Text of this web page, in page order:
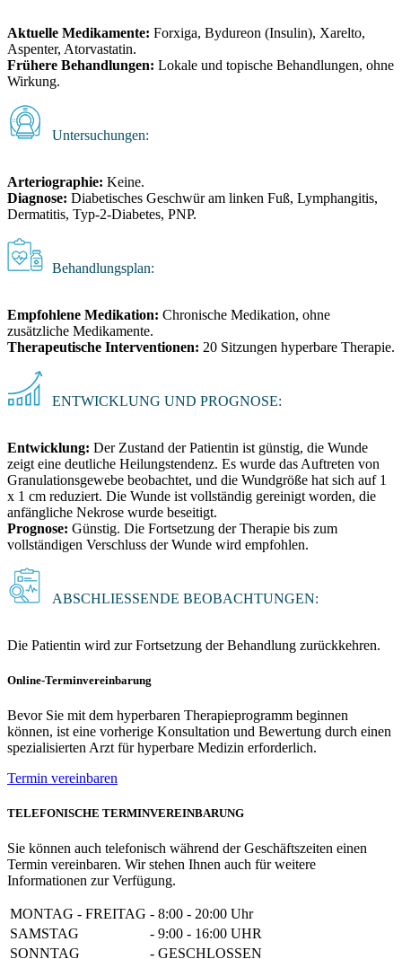
Aktuelle Medikamente: Forxiga, Bydureon (Insulin), Xarelto,
Aspenter, Atorvastatin.
Frühere Behandlungen: Lokale und topische Behandlungen, ohne
Wirkung.
Untersuchungen:
Arteriographie: Keine.
Diagnose: Diabetisches Geschwür am linken Fuß, Lymphangitis,
Dermatitis, Typ-2-Diabetes, PNP.
Behandlungsplan:
Empfohlene Medikation: Chronische Medikation, ohne
zusätzliche Medikamente.
Therapeutische Interventionen: 20 Sitzungen hyperbare Therapie.
ENTWICKLUNG UND PROGNOSE:
Entwicklung: Der Zustand der Patientin ist günstig, die Wunde
zeigt eine deutliche Heilungstendenz. Es wurde das Auftreten von
Granulationsgewebe beobachtet, und die Wundgröße hat sich auf 1
x 1 cm reduziert. Die Wunde ist vollständig gereinigt worden, die
anfängliche Nekrose wurde beseitigt.
Prognose: Günstig. Die Fortsetzung der Therapie bis zum
vollständigen Verschluss der Wunde wird empfohlen.
ABSCHLIESSENDE BEOBACHTUNGEN:
Die Patientin wird zur Fortsetzung der Behandlung zurückkehren.
Online-Terminvereinbarung
Bevor Sie mit dem hyperbaren Therapieprogramm beginnen
können, ist eine vorherige Konsultation und Bewertung durch einen
spezialisierten Arzt für hyperbare Medizin erforderlich.
Termin vereinbaren
TELEFONISCHE TERMINVEREINBARUNG
Sie können auch telefonisch während der Geschäftszeiten einen
Termin vereinbaren. Wir stehen Ihnen auch für weitere
Informationen zur Verfügung.
MONTAG - FREITAG - 8:00 - 20:00 Uhr
SAMSTAG
- 9:00 - 16:00 UHR
SONNTAG
- GESCHLOSSEN